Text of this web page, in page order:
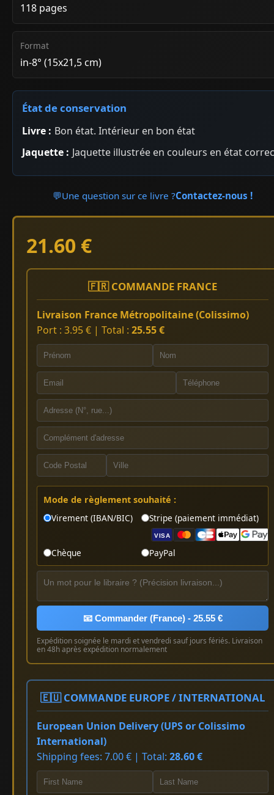
118 pages
Format
in-8° (15x21,5 cm)
État de conservation
Livre : Bon état. Intérieur en bon état
Jaquette : Jaquette illustrée en couleurs en état
💬Une question sur ce livre ?Contactez-nous !
21.60 €
🇫🇷 COMMANDE FRANCE
Livraison France Métropolitaine (Colissimo)
Port : 3.95 € | Total : 25.55 €
Mode de règlement souhaité :
Virement (IBAN/BIC)
Stripe (paiement immédiat)
VISA
Chèque PayPal
📧 Commander (France) - 25.55 €
Expédition soignée le mardi et vendredi sauf jours fériés. Livraison
en 48h après expédition normalement
🇪🇺 COMMANDE EUROPE / INTERNATIONAL
European Union Delivery (UPS or Colissimo
International)
Shipping fees: 7.00 € | Total: 28.60 €